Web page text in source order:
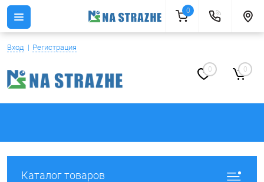
Вход Регистрация
0 0
Каталог товаров
0